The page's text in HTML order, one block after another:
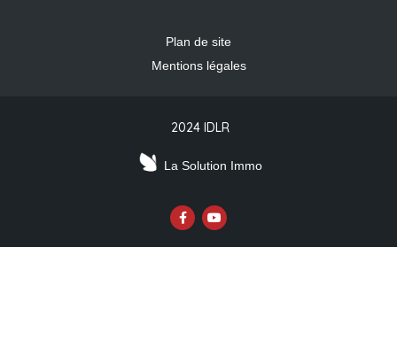
Plan de site
Mentions légales
2024 IDLR
La Solution Immo